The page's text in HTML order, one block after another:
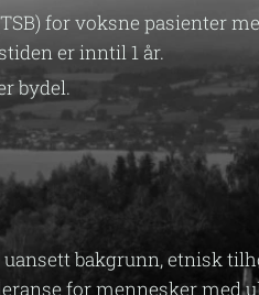
for voksne pasienter
er inntil 1 år.
bydel.
bakgrunn, etnisk
for mennesker med